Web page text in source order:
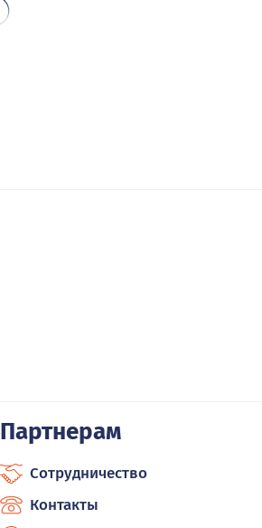
Партнерам
Сотрудничество
Контакты